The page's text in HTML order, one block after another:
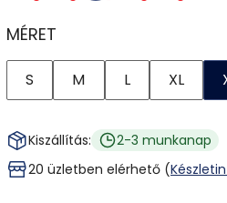
MÉRET
S M L XL
Kiszállítás:
2-3 munkanap
20 üzletben elérhető (